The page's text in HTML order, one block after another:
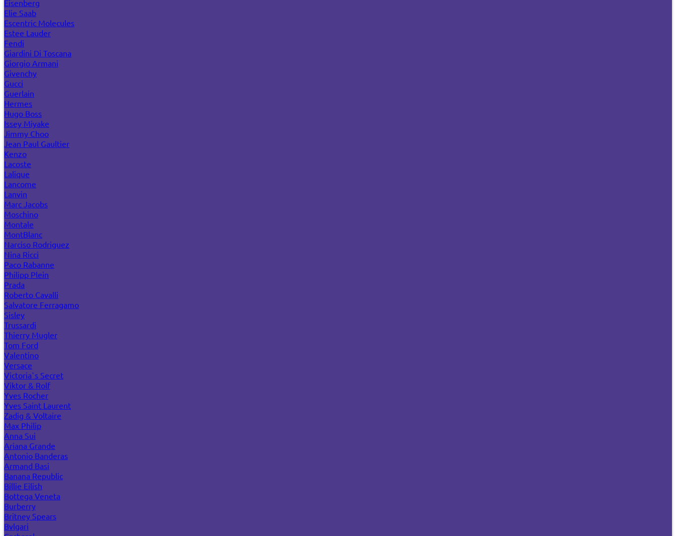
Eisenberg
Elie Saab
Escentric Molecules
Estee Lauder
Fendi
Giardini Di Toscana
Giorgio Armani
Givenchy
Gucci
Guerlain
Hermes
Hugo Boss
Issey Miyake
Jimmy Choo
Jean Paul Gaultier
Kenzo
Lacoste
Lalique
Lancome
Lanvin
Marc Jacobs
Moschino
Montale
MontBlanc
Narciso Rodriguez
Nina Ricci
Paco Rabanne
Philipp Plein
Prada
Roberto Cavalli
Salvatore Ferragamo
Sisley
Trussardi
Thierry Mugler
Tom Ford
Valentino
Versace
Victoria`s Secret
Viktor & Rolf
Yves Rocher
Yves Saint Laurent
Zadig & Voltaire
Max Philip
Anna Sui
Ariana Grande
Antonio Banderas
Armand Basi
Banana Republic
Billie Eilish
Bottega Veneta
Burberry
Britney Spears
Bvlgari